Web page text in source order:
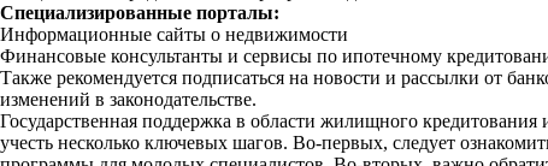
Специализированные порталы:
Информационные сайты о недвижимости
Финансовые консультанты и сервисы по ипотечному
Также рекомендуется подписаться на новости и рассылки от
изменений в законодательстве.
Государственная поддержка в области жилищного
учесть несколько ключевых шагов. Во-первых, следует